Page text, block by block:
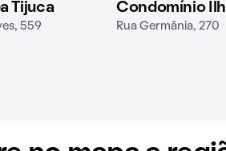
Tijuca
559
Condomínio
Rua Germânia, 270